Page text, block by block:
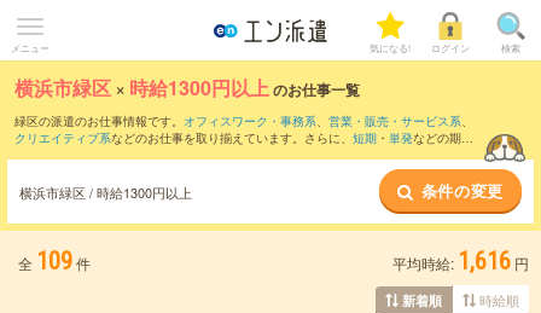
メニュー 気になる! ログイン 検索
横浜市緑区 × 時給1300円以上のお仕事一覧
緑区の派遣のお仕事情報です。 オフィスワーク・事務系、 営業・販売・サービス系、
クリエイティブ系などのお仕事を取り揃えています。さらに、 短期 ・ 単発などの期間
横浜市緑区 / 時給1300円以上 条件の変更
全 109件 平均時給: 1,616 円
新着順 時給順